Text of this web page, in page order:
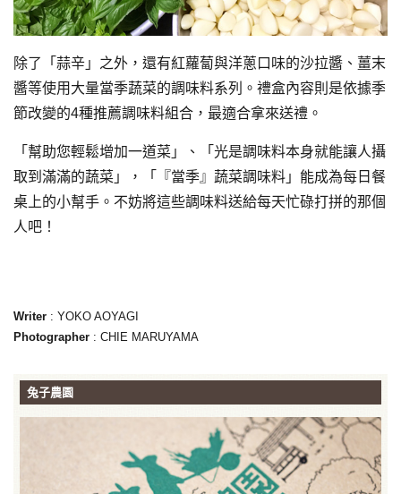
除了「蒜辛」之外，還有紅蘿蔔與洋蔥口味的沙拉醬、薑末
醬等使用大量當季蔬菜的調味料系列。禮盒內容則是依據季
節改變的4種推薦調味料組合，最適合拿來送禮。
「幫助您輕鬆增加一道菜」、「光是調味料本身就能讓人攝
取到滿滿的蔬菜」，「『當季』蔬菜調味料」能成為每日餐
桌上的小幫手。不妨將這些調味料送給每天忙碌打拼的那個
人吧！
Writer: YOKO AOYAGI
Photographer: CHIE MARUYAMA
兔子農園